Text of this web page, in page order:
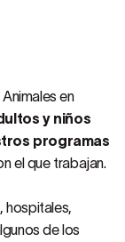
en
y niños
programas
el que trabajan.
hospitales,
de los